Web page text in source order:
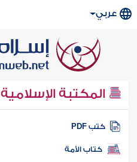
عربي
المكتبة الإسلامية
كتب PDF